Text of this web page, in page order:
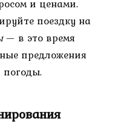
и ценами.
поездку на
— в это время
предложения